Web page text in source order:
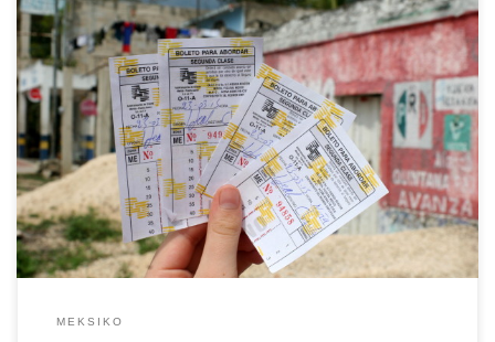
Älä maksa turhasta – hyppää Jukatanilla rohkeasti kakkosluokan
bussin kyytiin. Se vie perille ihan yhtä pehmein penkein, hiukan
myöhässä ehkä.
MEKSIKO